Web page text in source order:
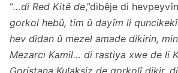
“…di Red Kitê de,”dibêje di
gorkol hebû, tim û dayîm li
hev didan û mezel amade dikirin,
Mezarcı Kamil… di rastiya xwe de li